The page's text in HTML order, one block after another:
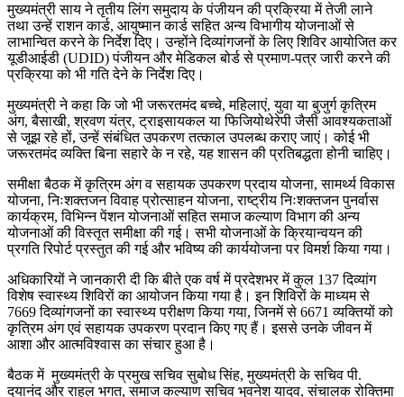
मुख्यमंत्री साय ने तृतीय लिंग समुदाय के पंजीयन की प्रक्रिया में तेजी लाने
तथा उन्हें राशन कार्ड, आयुष्मान कार्ड सहित अन्य विभागीय योजनाओं से
लाभान्वित करने के निर्देश दिए। उन्होंने दिव्यांगजनों के लिए शिविर आयोजित कर
यूडीआईडी (UDID) पंजीयन और मेडिकल बोर्ड से प्रमाण-पत्र जारी करने की
प्रक्रिया को भी गति देने के निर्देश दिए।
मुख्यमंत्री ने कहा कि जो भी जरूरतमंद बच्चे, महिलाएं, युवा या बुजुर्ग कृत्रिम
अंग, बैसाखी, श्रवण यंत्र, ट्राइसायकल या फिजियोथेरेपी जैसी आवश्यकताओं
से जूझ रहे हों, उन्हें संबंधित उपकरण तत्काल उपलब्ध कराए जाएं। कोई भी
जरूरतमंद व्यक्ति बिना सहारे के न रहे, यह शासन की प्रतिबद्धता होनी चाहिए।
समीक्षा बैठक में कृत्रिम अंग व सहायक उपकरण प्रदाय योजना, सामर्थ्य विकास
योजना, निःशक्तजन विवाह प्रोत्साहन योजना, राष्ट्रीय निःशक्तजन पुनर्वास
कार्यक्रम, विभिन्न पेंशन योजनाओं सहित समाज कल्याण विभाग की अन्य
योजनाओं की विस्तृत समीक्षा की गई। सभी योजनाओं के क्रियान्वयन की
प्रगति रिपोर्ट प्रस्तुत की गई और भविष्य की कार्ययोजना पर विमर्श किया गया।
अधिकारियों ने जानकारी दी कि बीते एक वर्ष में प्रदेशभर में कुल 137 दिव्यांग
विशेष स्वास्थ्य शिविरों का आयोजन किया गया है। इन शिविरों के माध्यम से
7669 दिव्यांगजनों का स्वास्थ्य परीक्षण किया गया, जिनमें से 6671 व्यक्तियों को
कृत्रिम अंग एवं सहायक उपकरण प्रदान किए गए हैं। इससे उनके जीवन में
आशा और आत्मविश्वास का संचार हुआ है।
बैठक में मुख्यमंत्री के प्रमुख सचिव सुबोध सिंह, मुख्यमंत्री के सचिव पी.
दयानंद और राहुल भगत, समाज कल्याण सचिव भुवनेश यादव, संचालक रोक्तिमा